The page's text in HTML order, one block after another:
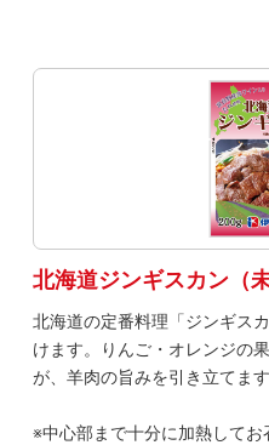
北海道ジンギスカン（
北海道の定番料理「ジンギス
けます。りんご・オレンジの
が、羊肉の旨みを引き立てます
※中心部まで十分に加熱して